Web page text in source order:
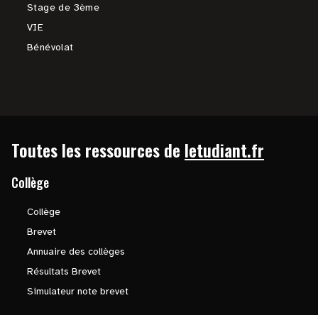
Stage de 3ème
VIE
Bénévolat
Toutes les ressources de letudiant.fr
Collège
Collège
Brevet
Annuaire des collèges
Résultats Brevet
Simulateur note brevet